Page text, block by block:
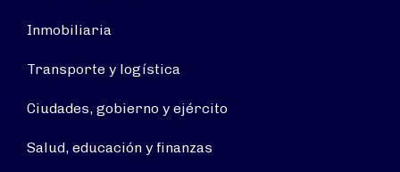
Inmobiliaria
Transporte y logística
Ciudades, gobierno y ejército
Salud, educación y finanzas